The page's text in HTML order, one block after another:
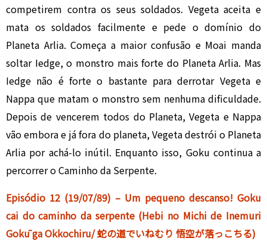
competirem contra os seus soldados. Vegeta aceita e
mata os soldados facilmente e pede o domínio do
Planeta Arlia. Começa a maior confusão e Moai manda
soltar Iedge, o monstro mais forte do Planeta Arlia. Mas
Iedge não é forte o bastante para derrotar Vegeta e
Nappa que matam o monstro sem nenhuma dificuldade.
Depois de vencerem todos do Planeta, Vegeta e Nappa
vão embora e já fora do planeta, Vegeta destrói o Planeta
Arlia por achá-lo inútil. Enquanto isso, Goku continua a
percorrer o Caminho da Serpente.
Episódio 12 (19/07/89) – Um pequeno descanso! Goku
cai do caminho da serpente (Hebi no Michi de Inemuri
Gokū ga Okkochiru/ 蛇の道でいねむり 悟空が落っこちる)